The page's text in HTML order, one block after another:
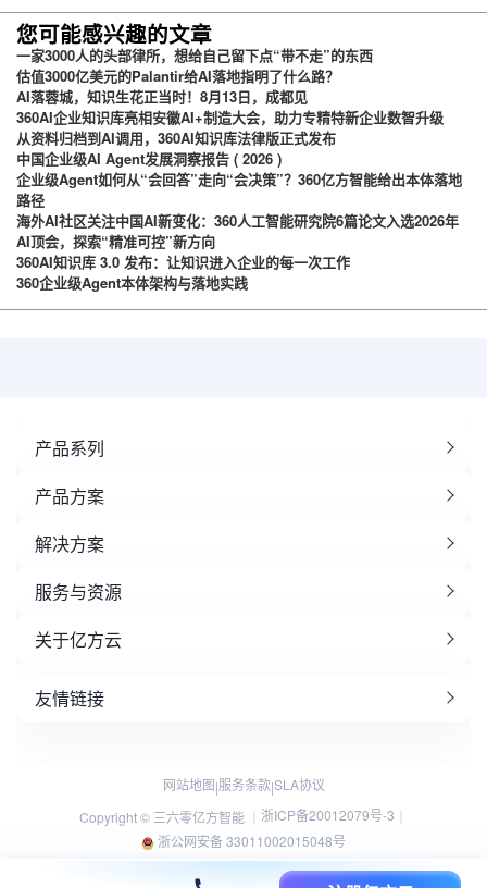
台
您可能感兴趣的文章
一家3000人的头部律所，想给自己留下点“带不走”的东西
估值3000亿美元的Palantir给AI落地指明了什么路？
AI落蓉城，知识生花正当时！8月13日，成都见
360AI企业知识库亮相安徽AI+制造大会，助力专精特新企业数智升级
从资料归档到AI调用，360AI知识库法律版正式发布
中国企业级AI Agent发展洞察报告 ( 2026 )
企业级Agent如何从“会回答”走向“会决策”？360亿方智能给出本体落地
路径
海外AI社区关注中国AI新变化：360人工智能研究院6篇论文入选2026年
AI顶会，探索“精准可控”新方向
360AI知识库 3.0 发布：让知识进入企业的每一次工作
360企业级Agent本体架构与落地实践
产品系列
产品方案
解决方案
服务与资源
关于亿方云
友情链接
网站地图|服务条款|SLA协议
Copyright © 三六零亿方智能 ｜ 浙ICP备20012079号-3 ｜
浙公网安备 33011002015048号